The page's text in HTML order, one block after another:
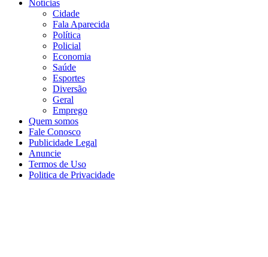
Notícias
Cidade
Fala Aparecida
Política
Policial
Economia
Saúde
Esportes
Diversão
Geral
Emprego
Quem somos
Fale Conosco
Publicidade Legal
Anuncie
Termos de Uso
Politica de Privacidade